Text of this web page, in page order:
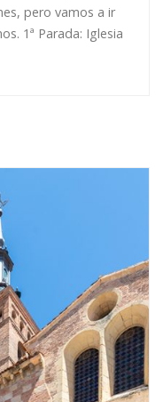
pero vamos a ir
1ª Parada: Iglesia